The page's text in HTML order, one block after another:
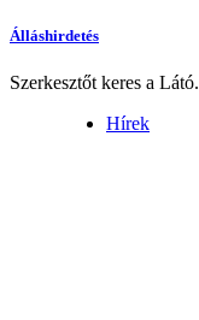
Álláshirdetés
Szerkesztőt keres a Látó.
Hírek